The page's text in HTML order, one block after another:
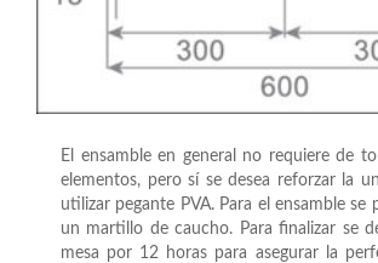
El ensamble en general no requiere de
elementos, pero sí se desea reforzar la
utilizar pegante PVA. Para el ensamble se
un martillo de caucho. Para finalizar se
mesa por 12 horas para asegurar la